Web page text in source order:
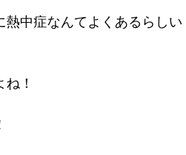
熱中症なんてよくあるらしい
！